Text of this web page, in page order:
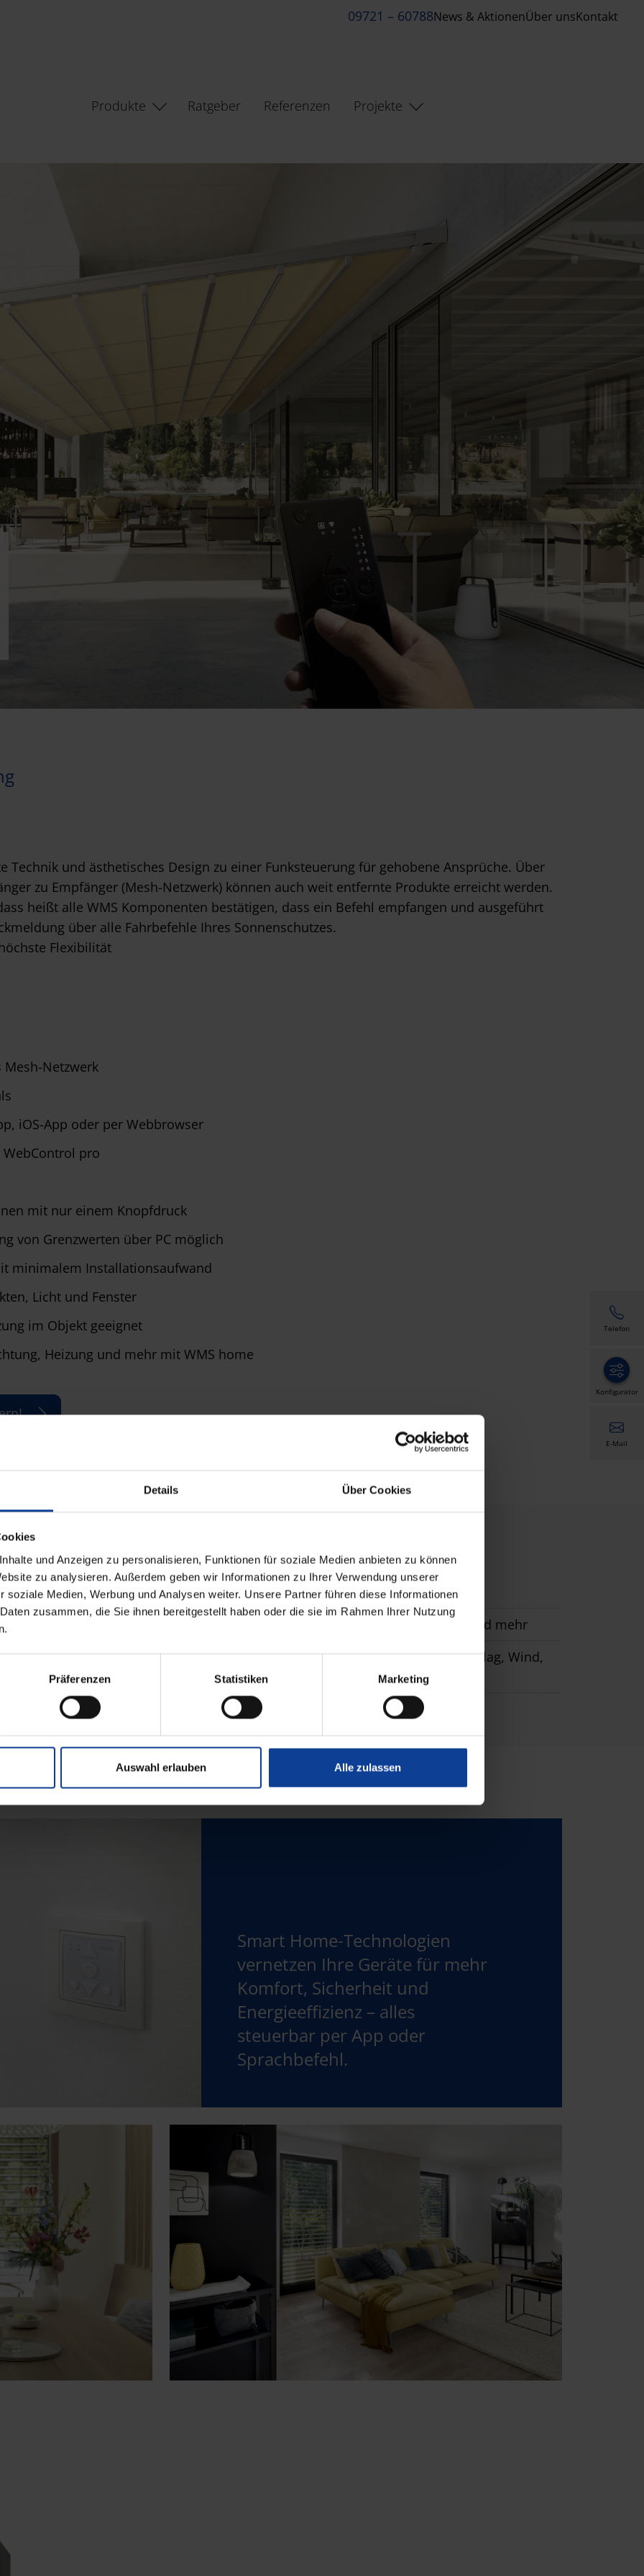
Details Über Cookies
und Anzeigen zu personalisieren, Funktionen für soziale Medien anbieten zu können
zu analysieren. Außerdem geben wir Informationen zu Ihrer Verwendung unserer
soziale Medien, Werbung und Analysen weiter. Unsere Partner führen diese Informationen
zusammen, die Sie ihnen bereitgestellt haben oder die sie im Rahmen Ihrer Nutzung
Präferenzen Statistiken Marketing
Auswahl erlauben Alle zulassen
09721 – 60788News & AktionenÜber unsKontakt
Produkte
Ratgeber Referenzen Projekte
Technik und ästhetisches Design zu einer Funksteuerung für gehobene Ansprüche. Über
zu Empfänger (Mesh-Netzwerk) können auch weit entfernte Produkte erreicht werden.
heißt alle WMS Komponenten bestätigen, dass ein Befehl empfangen und ausgeführt
über alle Fahrbefehle Ihres Sonnenschutzes.
Flexibilität
Netzwerk
iOS-App oder per Webbrowser
pro
mit nur einem Knopfdruck
von Grenzwerten über PC möglich
minimalem Installationsaufwand
Licht und Fenster
im Objekt geeignet
Heizung und mehr mit WMS home
200 Kanäle zur Ansteuerung unterschiedlicher Sonnenschutzprodukte, Licht und mehr
Dämmerung, Eisüberwachung, Helligkeit, Innentemperatur, Niederschlag, Wind,
Smart Home-Technologien
vernetzen Ihre Geräte für mehr
Komfort, Sicherheit und
Energieeffizienz – alles
steuerbar per App oder
Sprachbefehl.
Telefon
Konfigurator
E-Mail